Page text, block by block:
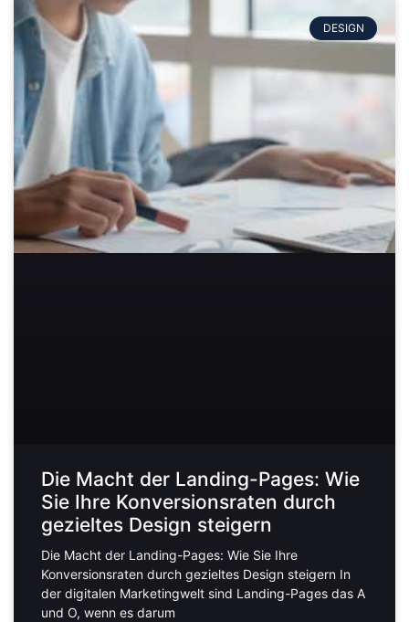
DESIGN
Die Macht der Landing-Pages: Wie
Sie Ihre Konversionsraten durch
gezieltes Design steigern
Die Macht der Landing-Pages: Wie Sie Ihre
Konversionsraten durch gezieltes Design steigern In
der digitalen Marketingwelt sind Landing-Pages das A
und O, wenn es darum